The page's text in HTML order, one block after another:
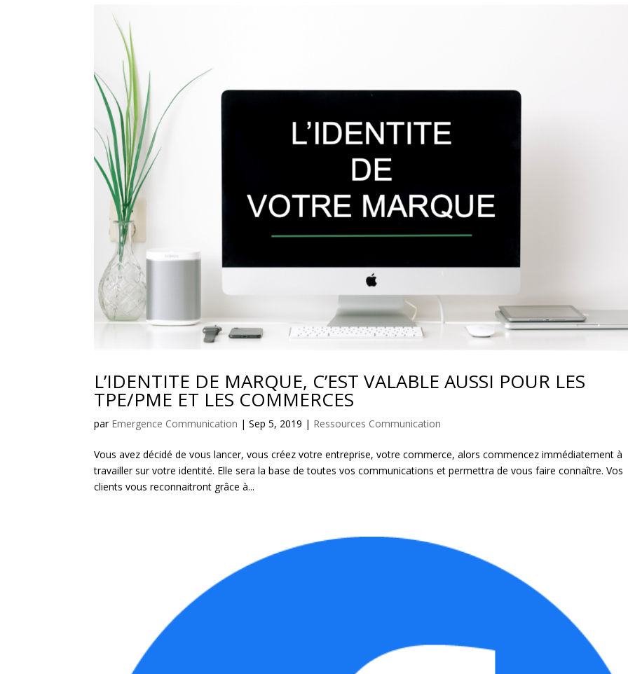
L’IDENTITE DE MARQUE, C’EST VALABLE AUSSI POUR LES
TPE/PME ET LES COMMERCES
par Emergence Communication |Sep 5, 2019 | Ressources Communication
Vous avez décidé de vous lancer, vous créez votre entreprise, votre commerce, alors commencez immédiatement à
travailler sur votre identité. Elle sera la base de toutes vos communications et permettra de vous faire connaître. Vos
clients vous reconnaitront grâce à...